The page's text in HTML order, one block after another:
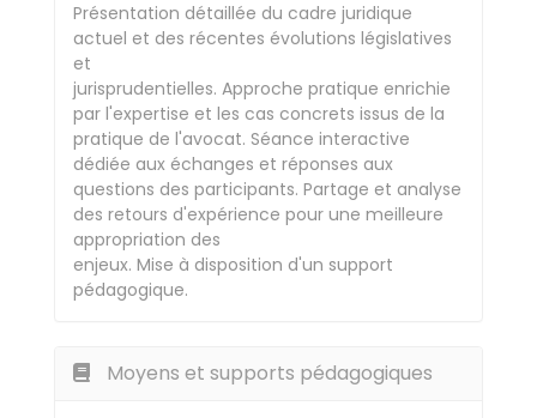
Présentation détaillée du cadre juridique
actuel et des récentes évolutions législatives
et
jurisprudentielles. Approche pratique enrichie
par l'expertise et les cas concrets issus de la
pratique de l'avocat. Séance interactive
dédiée aux échanges et réponses aux
questions des participants. Partage et analyse
des retours d'expérience pour une meilleure
appropriation des
enjeux. Mise à disposition d'un support
pédagogique.
Moyens et supports pédagogiques